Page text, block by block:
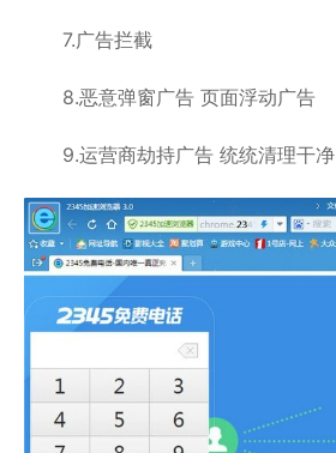
7.广告拦截
8.恶意弹窗广告 页面浮动广告
9.运营商劫持广告 统统清理干净